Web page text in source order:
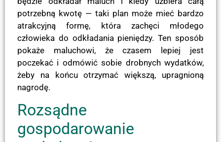
potrzebną kwotę — taki plan może mieć bardzo
atrakcyjną formę, która zachęci młodego
człowieka do odkładania pieniędzy. Ten sposób
pokaże maluchowi, że czasem lepiej jest
poczekać i odmówić sobie drobnych wydatków,
żeby na końcu otrzymać większą, upragnioną
nagrodę.
Rozsądne
gospodarowanie